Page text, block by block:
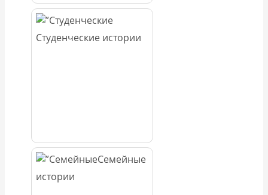
Студенческие истории
Семейные
истории